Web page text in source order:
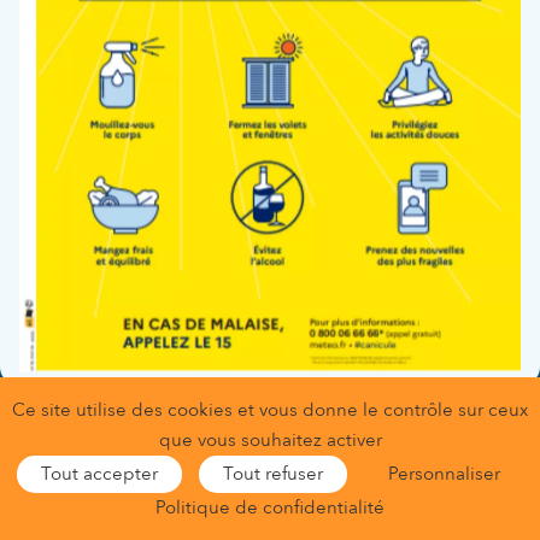
Fonction : Pédiatre
Service(s) : Néonatologie
Gestion des données personnelles
Conditions générales d’utilisationMentions légales
Gestion des cookies Nous contacterNous trouver
Ce site utilise des cookies et vous donne le contrôle sur ceux
que vous souhaitez activer
Tout accepter
Tout refuser
Personnaliser
Politique de confidentialité